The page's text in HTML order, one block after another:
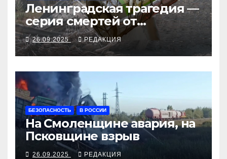
Ленинградская трагедия —
серия смертей от
алкосуррогата
26.09.2025 РЕДАКЦИЯ
БЕЗОПАСНОСТЬ В РОССИИ
На Смоленщине авария, на
Псковщине взрыв
26.09.2025 РЕДАКЦИЯ